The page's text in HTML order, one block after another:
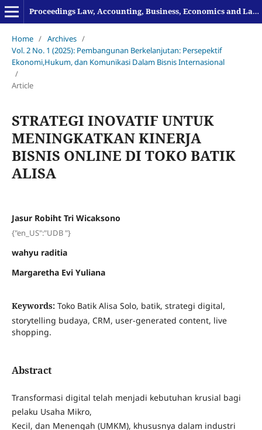
Proceedings Law, Accounting, Business, Economics and Language
Home / Archives /
Vol. 2 No. 1 (2025): Pembangunan Berkelanjutan: Persepektif
Ekonomi,Hukum, dan Komunikasi Dalam Bisnis Internasional
/
Article
STRATEGI INOVATIF UNTUK
MENINGKATKAN KINERJA
BISNIS ONLINE DI TOKO BATIK
ALISA
Jasur Robiht Tri Wicaksono
{"en_US":"UDB "}
wahyu raditia
Margaretha Evi Yuliana
Keywords: Toko Batik Alisa Solo, batik, strategi digital,
storytelling budaya, CRM, user-generated content, live
shopping.
Abstract
Transformasi digital telah menjadi kebutuhan krusial bagi
pelaku Usaha Mikro,
Kecil, dan Menengah (UMKM), khususnya dalam industri